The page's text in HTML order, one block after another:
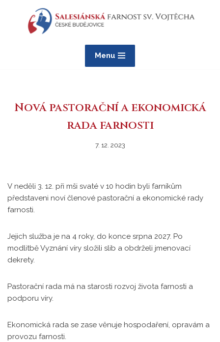
Přeskočit
Menu
Nová pastorační a ekonomická
rada farnosti
7. 12. 2023
V neděli 3. 12. při mši svaté v 10 hodin byli farníkům
představeni noví členové pastorační a ekonomické rady
farnosti.
Jejich služba je na 4 roky, do konce srpna 2027. Po
modlitbě Vyznání víry složili slib a obdrželi jmenovací
dekrety.
Pastorační rada má na starosti rozvoj života farnosti a
podporu víry.
Ekonomická rada se zase věnuje hospodaření, opravám a
provozu farnosti.